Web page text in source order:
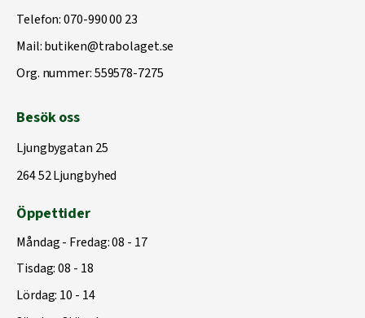
Telefon:070-990 00 23
Mail:butiken@trabolaget.se
Org. nummer: 559578-7275
Besök oss
Ljungbygatan 25
264 52 Ljungbyhed
Öppettider
Måndag - Fredag: 08 - 17
Tisdag: 08 - 18
Lördag: 10 - 14